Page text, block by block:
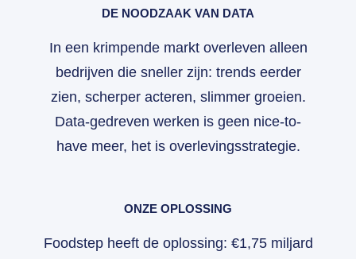
DE NOODZAAK VAN DATA
In een krimpende markt overleven alleen
bedrijven die sneller zijn: trends eerder
zien, scherper acteren, slimmer groeien.
Data-gedreven werken is geen nice-to-
have meer, het is overlevingsstrategie.
ONZE OPLOSSING
Foodstep heeft de oplossing: €1,75 miljard